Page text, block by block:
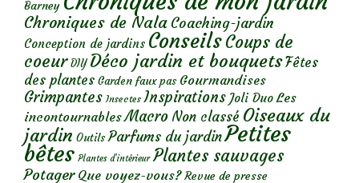
Barney
Chroniques de Nala Coaching-jardin
Conception de jardins ConseilsCoups de
coeur DIY Déco jardin et bouquetsFêtes
des plantes Garden faux pas Gourmandises
Grimpantes Insectes Inspirations Joli Duo Les
incontournables Macro Non classé Oiseaux du
jardin Outils Parfums du jardinPetites
bêtes Plantes d’intérieur Plantes sauvages
Potager Que voyez-vous? Revue de presse